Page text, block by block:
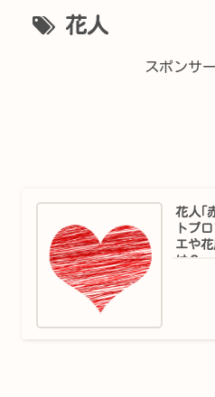
花人
スポンサ
花人｢
トプ
エや
は？